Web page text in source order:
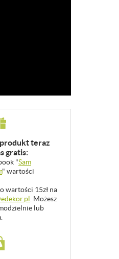
teraz
gratis:
"Sam
" wartości
wartości 15zł na
. Możesz
lub